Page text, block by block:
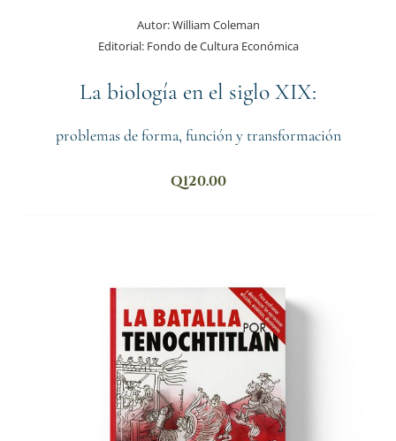
Autor:William Coleman
Editorial:Fondo de Cultura Económica
La biología en el siglo XIX:
problemas de forma, función y transformación
Q120.00